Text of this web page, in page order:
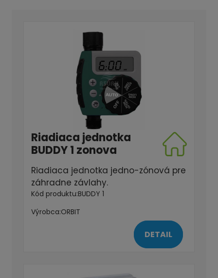
Riadiaca jednotka
BUDDY 1 zonova
Riadiaca jednotka jedno-zónová pre
záhradne závlahy.
Kód produktu:BUDDY 1
Výrobca:ORBIT
DETAIL